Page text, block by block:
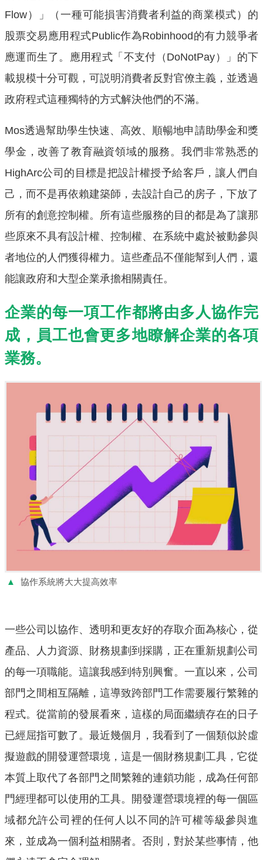
Flow）」（一種可能損害消費者利益的商業模式）的
股票交易應用程式Public作為Robinhood的有力競爭者
應運而生了。應用程式「不支付（DoNotPay）」的下
載規模十分可觀，可説明消費者反對官僚主義，並透過
政府程式這種獨特的方式解決他們的不滿。
Mos透過幫助學生快速、高效、順暢地申請助學金和獎
學金，改善了教育融資領域的服務。我們非常熟悉的
HighArc公司的目標是把設計權授予給客戶，讓人們自
己，而不是再依賴建築師，去設計自己的房子，下放了
所有的創意控制權。所有這些服務的目的都是為了讓那
些原來不具有設計權、控制權、在系統中處於被動參與
者地位的人們獲得權力。這些產品不僅能幫到人們，還
能讓政府和大型企業承擔相關責任。
企業的每一項工作都將由多人協作完
成，員工也會更多地瞭解企業的各項
業務。
▲ 協作系統將大大提高效率
一些公司以協作、透明和更友好的存取介面為核心，從
產品、人力資源、財務規劃到採購，正在重新規劃公司
的每一項職能。這讓我感到特別興奮。一直以來，公司
部門之間相互隔離，這導致跨部門工作需要履行繁雜的
程式。從當前的發展看來，這樣的局面繼續存在的日子
已經屈指可數了。最近幾個月，我看到了一個類似於虛
擬遊戲的開發運營環境，這是一個財務規劃工具，它從
本質上取代了各部門之間繁雜的連鎖功能，成為任何部
門經理都可以使用的工具。開發運營環境裡的每一個區
域都允許公司裡的任何人以不同的許可權等級參與進
來，並成為一個利益相關者。否則，對於某些事情，他